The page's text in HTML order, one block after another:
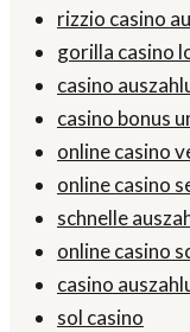
rizzio casino
gorilla casino
casino
casino bonus
online casino
online casino
schnelle
online casino
casino
sol casino